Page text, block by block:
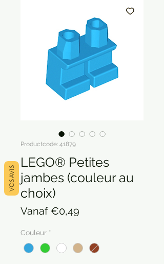
Productcode: 41879
LEGO® Petites
jambes (couleur au
choix)
Vanaf €0,49
Couleur *
VOS AVIS